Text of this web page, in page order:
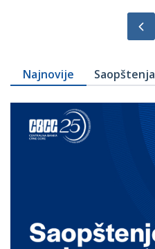
Najnovije Saopštenja